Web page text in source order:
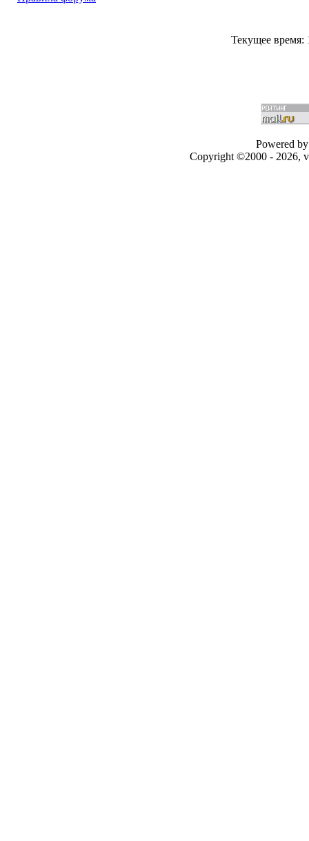
Текущее время:
Powered
Copyright ©2000 - 2026,